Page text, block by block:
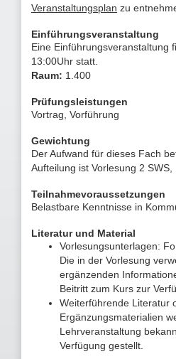
Veranstaltungsplan zu
Einführungsveranstaltung
Eine Einführungsveranstaltung
13:00Uhr statt.
Raum: 1.400
Prüfungsleistungen
Vortrag, Vorführung
Gewichtung
Der Aufwand für dieses Fach
Aufteilung ist Vorlesung 2 SWS,
Teilnahmevoraussetzungen
Belastbare Kenntnisse in
Literatur und Material
Vorlesungsunterlagen:
Die in der Vorlesung
ergänzenden
Beitritt zum Kurs zur
Weiterführende Literatur
Ergänzungsmaterialien
Lehrveranstaltung
Verfügung gestellt.